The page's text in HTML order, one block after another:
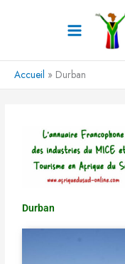
Accueil Durban
Durban